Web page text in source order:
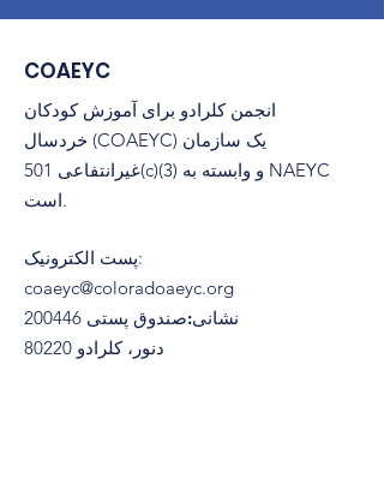
COAEYC
انجمن کلرادو برای آموزش کودکان
خردسال (COAEYC) یک سازمان
غیرانتفاعی 501(c)(3) و وابسته به NAEYC
است.
پست الکترونیک:
coaeyc@coloradoaeyc.org
نشانی:​صندوق پستی 200446
دنور، کلرادو 80220